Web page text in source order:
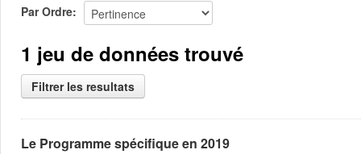
Par Ordre
1 jeu de données trouvé
Filtrer les resultats
Le Programme spécifique en 2019